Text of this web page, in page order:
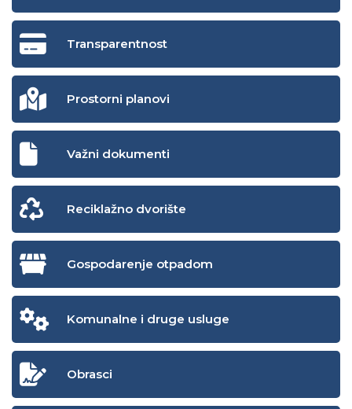
Transparentnost
Prostorni planovi
Važni dokumenti
Reciklažno dvorište
Gospodarenje otpadom
Komunalne i druge usluge
Obrasci